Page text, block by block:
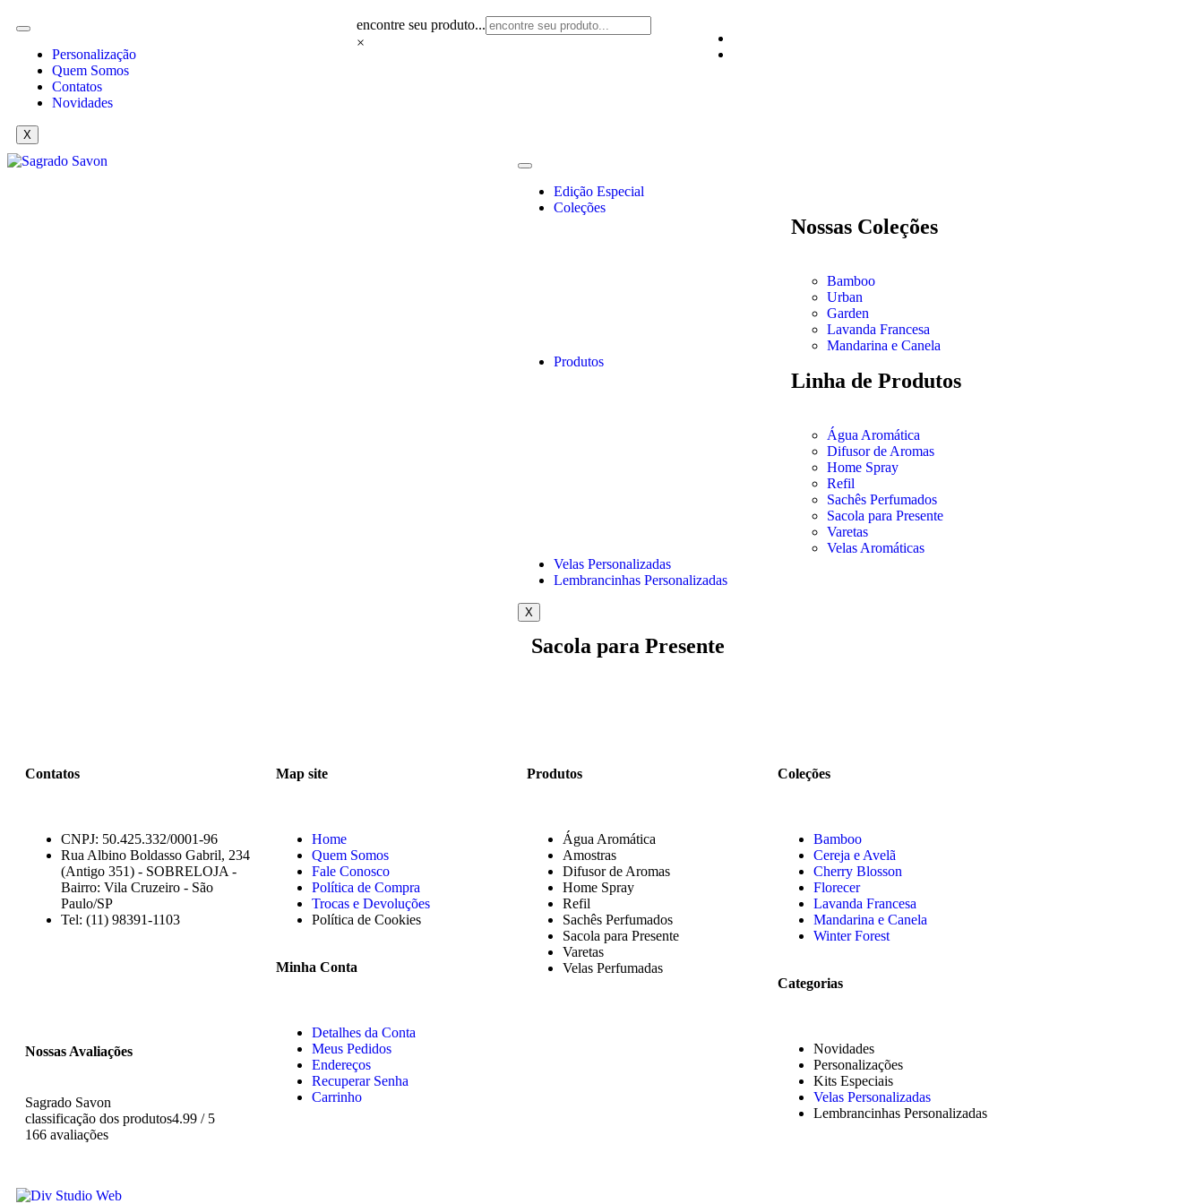
Personalização
Quem Somos
Contatos
Novidades
X
encontre seu produto...
×
Edição Especial
Coleções
Nossas Coleções
Bamboo
Urban
Garden
Lavanda Francesa
Mandarina e Canela
Produtos
Linha de Produtos
Água Aromática
Difusor de Aromas
Home Spray
Refil
Sachês Perfumados
Sacola para Presente
Varetas
Velas Aromáticas
Velas Personalizadas
Lembrancinhas Personalizadas
X
Sacola para Presente
Contatos
CNPJ: 50.425.332/0001-96
Rua Albino Boldasso Gabril, 234
(Antigo 351) - SOBRELOJA -
Bairro: Vila Cruzeiro - São
Paulo/SP
​​​​​​​​​​​​​​​​​​​​Tel: (11) 98391-1103
Nossas Avaliações
Sagrado Savon
classificação dos produtos4.99 / 5
166 avaliações
Map site
Home
Quem Somos
Fale Conosco
Política de Compra
Trocas e Devoluções
Política de Cookies
Minha Conta
Detalhes da Conta
Meus Pedidos
Endereços
Recuperar Senha
Carrinho
Produtos
Água Aromática
Amostras
Difusor de Aromas
Home Spray
Refil
Sachês Perfumados
Sacola para Presente
Varetas
Velas Perfumadas
Coleções
Bamboo
Cereja e Avelã
Cherry Blosson
Florecer
Lavanda Francesa
Mandarina e Canela
Winter Forest
Categorias
Novidades
Personalizações
Kits Especiais
Velas Personalizadas
Lembrancinhas Personalizadas